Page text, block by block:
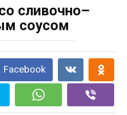
сливочно–
соусом
Facebook